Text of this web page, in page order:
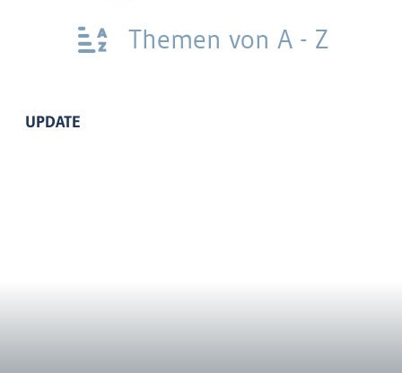
Themen von A - Z
UPDATE